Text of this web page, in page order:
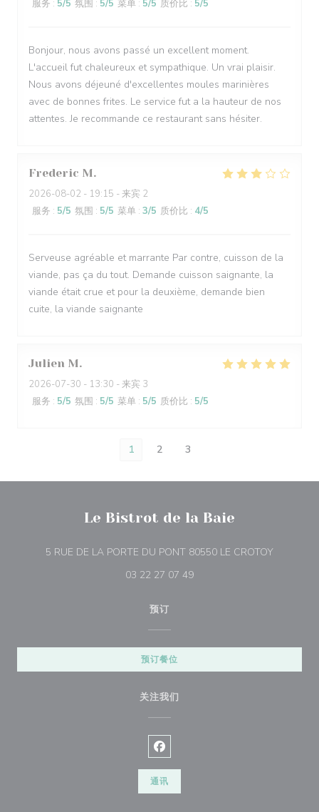
服务 : 5/5 氛围 : 5/5 菜单 : 5/5 质价比 : 5/5
Bonjour, nous avons passé un excellent moment.
L'accueil fut chaleureux et sympathique. Un vrai plaisir.
Nous avons déjeuné d'excellentes moules marinières
avec de bonnes frites. Le service fut a la hauteur de nos
attentes. Je recommande ce restaurant sans hésiter.
Frederic M
2026-08-02 - 19:15 - 来宾 2
服务 : 5/5 氛围 : 5/5 菜单 : 3/5 质价比 : 4/5
Serveuse agréable et marrante Par contre, cuisson de la
viande, pas ça du tout. Demande cuisson saignante, la
viande était crue et pour la deuxième, demande bien
cuite, la viande saignante
Julien M
2026-07-30 - 13:30 - 来宾 3
服务 : 5/5 氛围 : 5/5 菜单 : 5/5 质价比 : 5/5
1 2 3
Le Bistrot de la Baie
5 RUE DE LA PORTE DU PONT 80550 LE CROTOY((在新窗
03 22 27 07 49
预订
预订餐位
关注我们
Facebook ((在新窗口中打开))
通讯